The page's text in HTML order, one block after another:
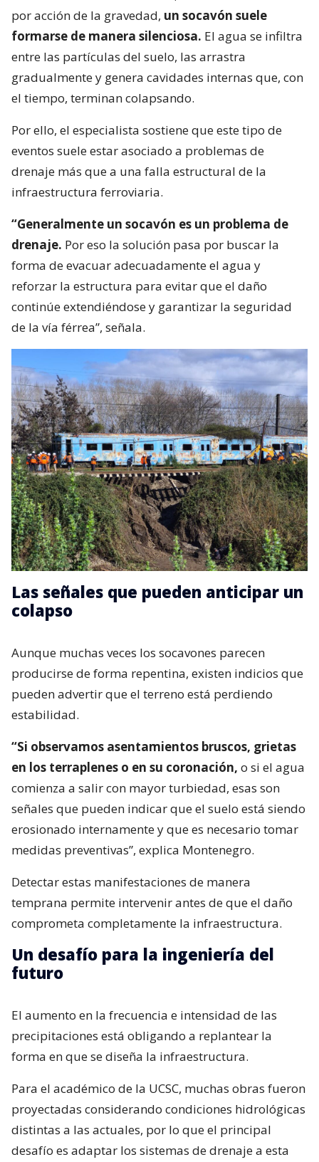
por acción de la gravedad, un socavón suele
formarse de manera silenciosa. El agua se infiltra
entre las partículas del suelo, las arrastra
gradualmente y genera cavidades internas que, con
el tiempo, terminan colapsando.
Por ello, el especialista sostiene que este tipo de
eventos suele estar asociado a problemas de
drenaje más que a una falla estructural de la
infraestructura ferroviaria.
“Generalmente un socavón es un problema de
drenaje. Por eso la solución pasa por buscar la
forma de evacuar adecuadamente el agua y
reforzar la estructura para evitar que el daño
continúe extendiéndose y garantizar la seguridad
de la vía férrea”, señala.
Las señales que pueden anticipar un
colapso
Aunque muchas veces los socavones parecen
producirse de forma repentina, existen indicios que
pueden advertir que el terreno está perdiendo
estabilidad.
“Si observamos asentamientos bruscos, grietas
en los terraplenes o en su coronación, o si el agua
comienza a salir con mayor turbiedad, esas son
señales que pueden indicar que el suelo está siendo
erosionado internamente y que es necesario tomar
medidas preventivas”, explica Montenegro.
Detectar estas manifestaciones de manera
temprana permite intervenir antes de que el daño
comprometa completamente la infraestructura.
Un desafío para la ingeniería del
futuro
El aumento en la frecuencia e intensidad de las
precipitaciones está obligando a replantear la
forma en que se diseña la infraestructura.
Para el académico de la UCSC, muchas obras fueron
proyectadas considerando condiciones hidrológicas
distintas a las actuales, por lo que el principal
desafío es adaptar los sistemas de drenaje a esta